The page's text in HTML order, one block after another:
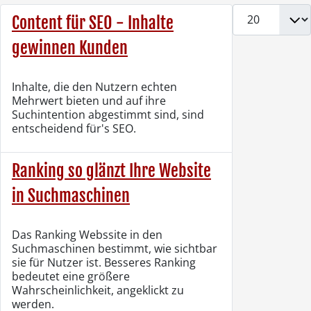
Anzeige #
Content für SEO - Inhalte
gewinnen Kunden
Inhalte, die den Nutzern echten
Mehrwert bieten und auf ihre
Suchintention abgestimmt sind, sind
entscheidend für's SEO.
Ranking so glänzt Ihre Website
in Suchmaschinen
Das Ranking Webssite in den
Suchmaschinen bestimmt, wie sichtbar
sie für Nutzer ist. Besseres Ranking
bedeutet eine größere
Wahrscheinlichkeit, angeklickt zu
werden.